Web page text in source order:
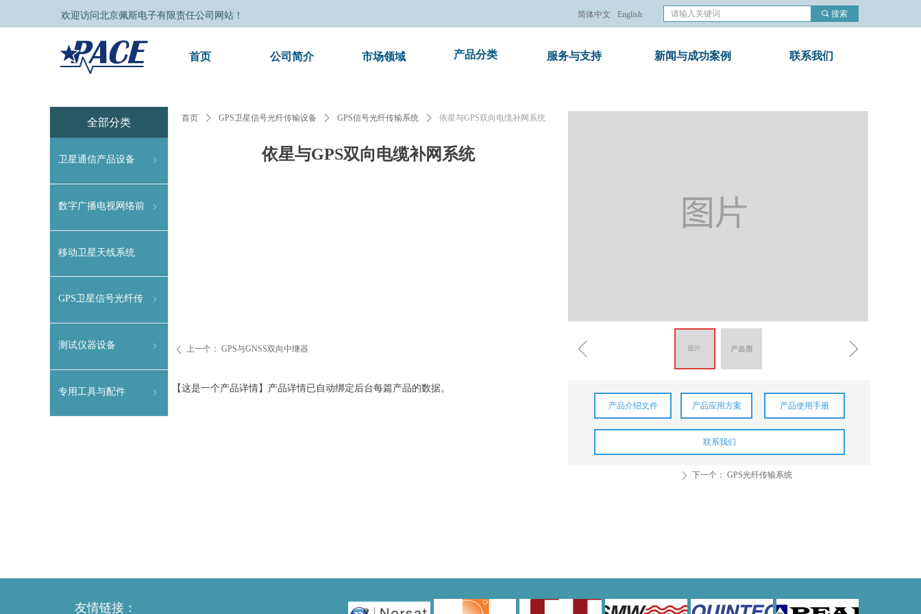
首页 公司简介 市场领域 服务与支持 新闻与成功案例 联系我们
产品分类
끠 搜索
欢迎访问北京佩斯电子有限责任公司网站！ 简体中文 English
首页 ꄲ GPS卫星信号光纤传输设备 ꄲ GPS信号光纤传输系统 ꄲ 依星与GPS双向电缆补网系统
ꁆ ꁇ
依星与GPS双向电缆补网系统
【这是一个产品详情】产品详情已自动绑定后台每篇产品的数据。
ꄴ 上一个： GPS与GNSS双向中继器
ꄲ 下一个： GPS光纤传输系统
全部分类
ꁇ
卫星通信产品设备
ꁇ
数字广播电视网络前
端设备
移动卫星天线系统
ꁇ
GPS卫星信号光纤传
输设备 ꁇ
测试仪器设备
ꁇ
专用工具与配件
联系我们
产品使用手册
产品应用方案
产品介绍文件
友情链接：